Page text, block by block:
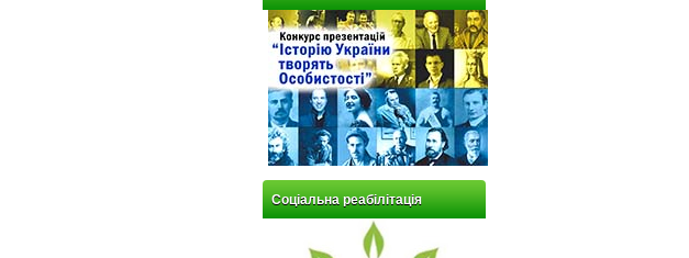
Соціальна реабілітація